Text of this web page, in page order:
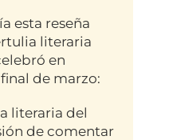
esta reseña
literaria
en
de marzo:
literaria del
de comentar